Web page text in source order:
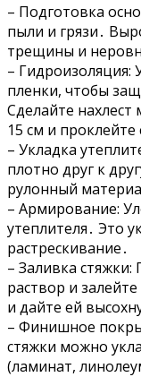
– Подготовка
пыли и грязи․
трещины и
– Гидроизоляция:
пленки, чтобы
Сделайте
15 см и проклейте
– Укладка
плотно друг к
рулонный
– Армирование:
утеплителя․ Это
растрескивание․
– Заливка
раствор и
и дайте ей
– Финишное
стяжки можно
(ламинат,